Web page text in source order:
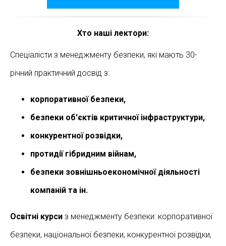
Хто наші лектори:
Спеціалісти з менеджменту безпеки, які мають 30-
річний практичний досвід з:
корпоративної безпеки,
безпеки об'єктів критичної інфраструктури,
конкурентної розвідки,
протидії гібридним війнам,
безпеки зовнішньоекономічної діяльності
компаній та ін.
Освітні курси з менеджменту безпеки: корпоративної
безпеки, національної безпеки, конкурентної розвідки,